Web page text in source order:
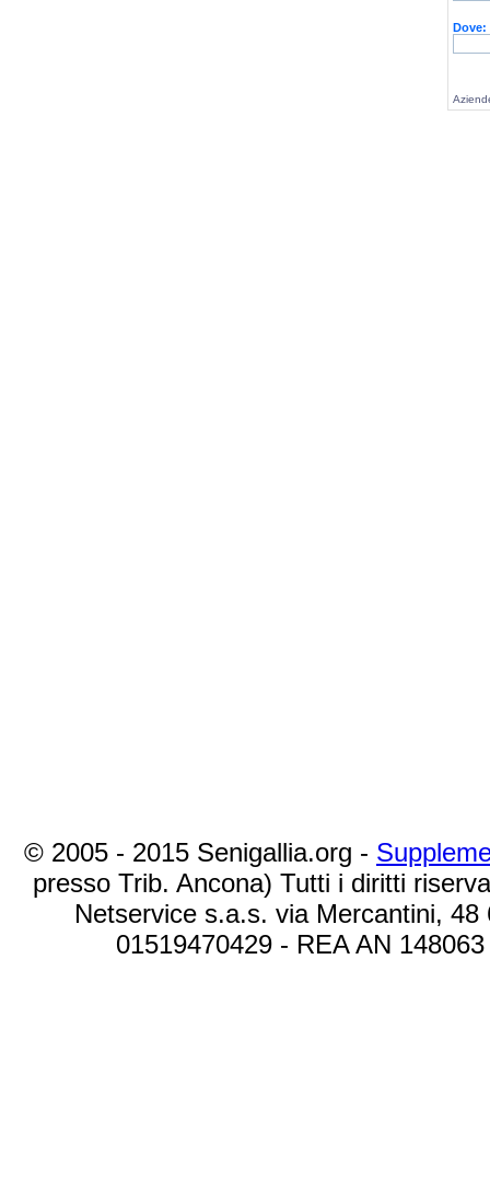
Dove:
© 2005 - 2015 Senigallia.org -
presso Trib. Ancona) Tutti i diritti
Netservice s.a.s. via Mercantini,
01519470429 - REA AN